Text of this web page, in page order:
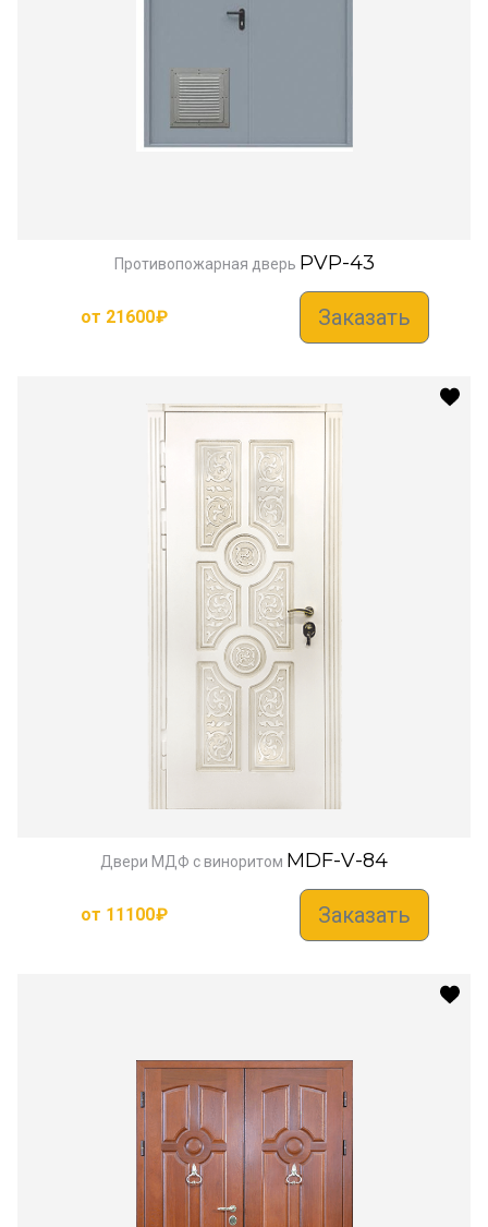
Противопожарная дверь PVP-43
от 21600₽ Заказать
Двери МДФ с виноритом MDF-V-84
от 11100₽ Заказать